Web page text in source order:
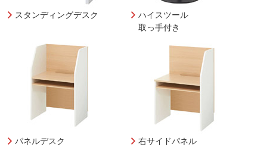
スタンディングデスク
ハイスツール
取っ手付き
パネルデスク
右サイドパネル